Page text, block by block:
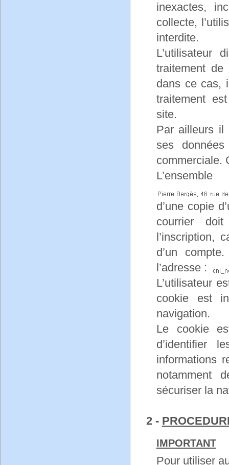
inexactes,
collecte,
interdite.
L’utilisateur
traitement
dans ce cas,
traitement
site.
Par ailleurs il
ses
commerciale.
d’une copie
courrier
l’inscription,
d’un
l’adresse :
L’utilisateur
cookie est
navigation.
Le cookie
d’identifier
informations
notamment
sécuriser la
2 -
IMPORTANT
Pour utiliser